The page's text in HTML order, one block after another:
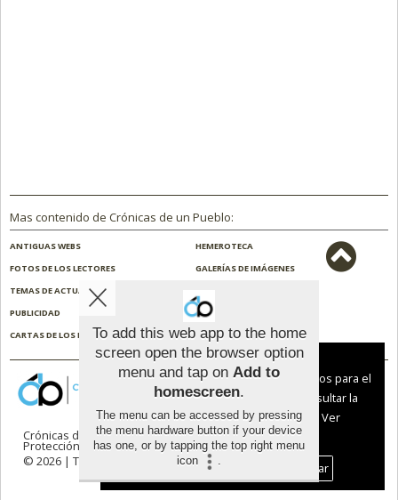
Mas contenido de Crónicas de un Pueblo:
ANTIGUAS WEBS
HEMEROTECA
FOTOS DE LOS LECTORES
GALERÍAS DE IMÁGENES
TEMAS DE ACTUALIDAD
PUBLICIDAD
CONTACTO
CARTAS DE LOS LECTORES
ENCUESTAS
Crónicas de un Pueblo |Términos de uso|
Protección de datos
© 2026 | Todos los derechos reservados
To add this web app to the home
screen open the browser option
menu and tap on Add to
homescreen.
The menu can be accessed by pressing
the menu hardware button if your device
has one, or by tapping the top right menu
icon
.
Aviso sobre el Uso de cookies:
Utilizamos cookies nuestras y de terceros para el
funcionamiento del digital. Puedes consultar la
lista de cookies y como desconectarlas.
Ver
nuestra Política de Privacidad y Cookies
Aceptar Cookies
Personalizar